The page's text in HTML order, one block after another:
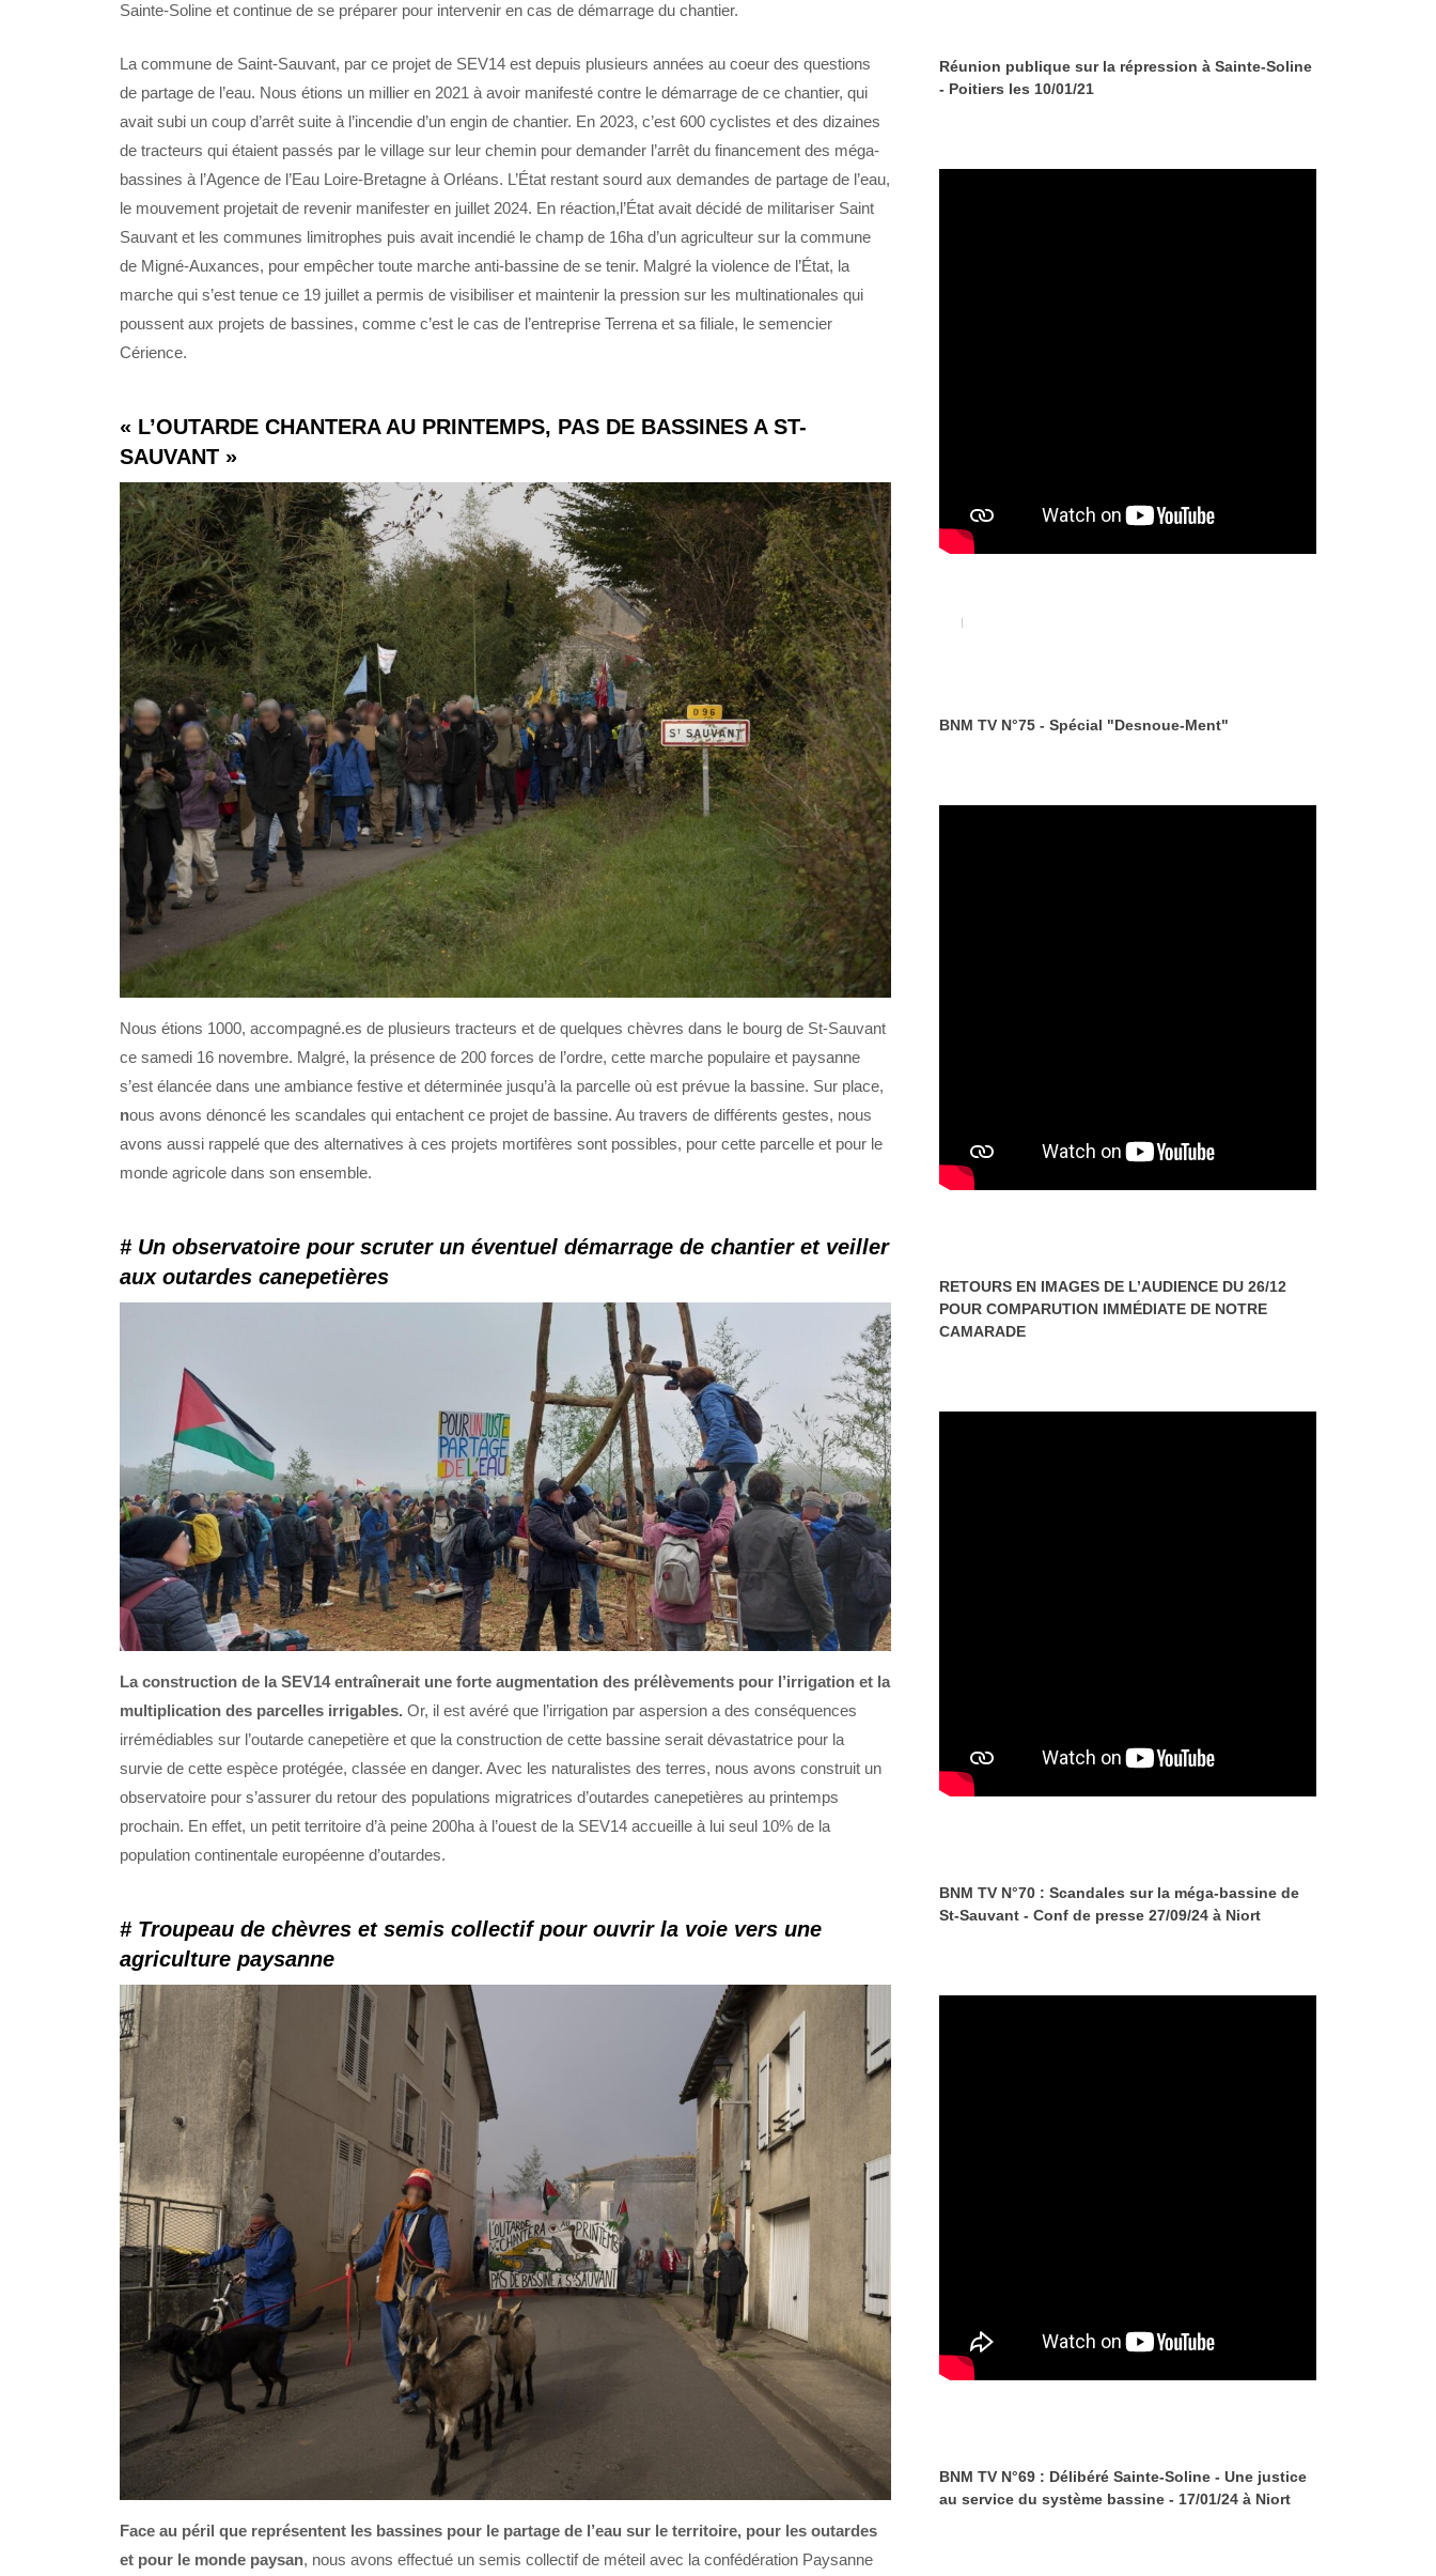
Sainte-Soline et continue de se préparer pour intervenir en cas de démarrage du chantier.
La commune de Saint-Sauvant, par ce projet de SEV14 est depuis plusieurs années au coeur des questions
de partage de l’eau. Nous étions un millier en 2021 à avoir manifesté contre le démarrage de ce chantier, qui
avait subi un coup d’arrêt suite à l’incendie d’un engin de chantier. En 2023, c’est 600 cyclistes et des dizaines
de tracteurs qui étaient passés par le village sur leur chemin pour demander l’arrêt du financement des méga-
bassines à l’Agence de l’Eau Loire-Bretagne à Orléans. L’État restant sourd aux demandes de partage de l’eau,
le mouvement projetait de revenir manifester en juillet 2024. En réaction,l’État avait décidé de militariser Saint
Sauvant et les communes limitrophes puis avait incendié le champ de 16ha d’un agriculteur sur la commune
de Migné-Auxances, pour empêcher toute marche anti-bassine de se tenir. Malgré la violence de l’État, la
marche qui s’est tenue ce 19 juillet a permis de visibiliser et maintenir la pression sur les multinationales qui
poussent aux projets de bassines, comme c’est le cas de l’entreprise Terrena et sa filiale, le semencier
Cérience.
« L’OUTARDE CHANTERA AU PRINTEMPS, PAS DE BASSINES A ST-
SAUVANT »
Nous étions 1000, accompagné.es de plusieurs tracteurs et de quelques chèvres dans le bourg de St-Sauvant
ce samedi 16 novembre. Malgré, la présence de 200 forces de l’ordre, cette marche populaire et paysanne
s’est élancée dans une ambiance festive et déterminée jusqu’à la parcelle où est prévue la bassine. Sur place,
nous avons dénoncé les scandales qui entachent ce projet de bassine. Au travers de différents gestes, nous
avons aussi rappelé que des alternatives à ces projets mortifères sont possibles, pour cette parcelle et pour le
monde agricole dans son ensemble.
# Un observatoire pour scruter un éventuel démarrage de chantier et veiller
aux outardes canepetières
La construction de la SEV14 entraînerait une forte augmentation des prélèvements pour l’irrigation et la
multiplication des parcelles irrigables. Or, il est avéré que l’irrigation par aspersion a des conséquences
irrémédiables sur l’outarde canepetière et que la construction de cette bassine serait dévastatrice pour la
survie de cette espèce protégée, classée en danger. Avec les naturalistes des terres, nous avons construit un
observatoire pour s’assurer du retour des populations migratrices d’outardes canepetières au printemps
prochain. En effet, un petit territoire d’à peine 200ha à l’ouest de la SEV14 accueille à lui seul 10% de la
population continentale européenne d’outardes.
# Troupeau de chèvres et semis collectif pour ouvrir la voie vers une
agriculture paysanne
Face au péril que représentent les bassines pour le partage de l’eau sur le territoire, pour les outardes
et pour le monde paysan, nous avons effectué un semis collectif de méteil avec la confédération Paysanne
Réunion publique sur la répression à Sainte-Soline
- Poitiers les 10/01/21
BNM TV N°75 - Spécial "Desnoue-Ment"
RETOURS EN IMAGES DE L’AUDIENCE DU 26/12
POUR COMPARUTION IMMÉDIATE DE NOTRE
CAMARADE
BNM TV N°70 : Scandales sur la méga-bassine de
St-Sauvant - Conf de presse 27/09/24 à Niort
BNM TV N°69 : Délibéré Sainte-Soline - Une justice
au service du système bassine - 17/01/24 à Niort